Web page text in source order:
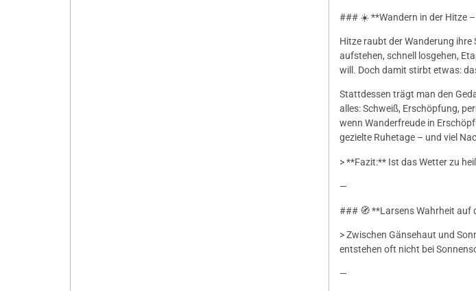
### ☀️ **Wandern in der Hitze –
Hitze raubt der Wanderung ihre
aufstehen, schnell losgehen,
will. Doch damit stirbt etwas:
Stattdessen trägt man den
alles: Schweiß, Erschöpfung,
wenn Wanderfreude in
gezielte Ruhetage – und viel
> **Fazit:** Ist das Wetter zu
—
### 🧭 **Larsens Wahrheit auf
> Zwischen Gänsehaut und
entstehen oft nicht bei
—